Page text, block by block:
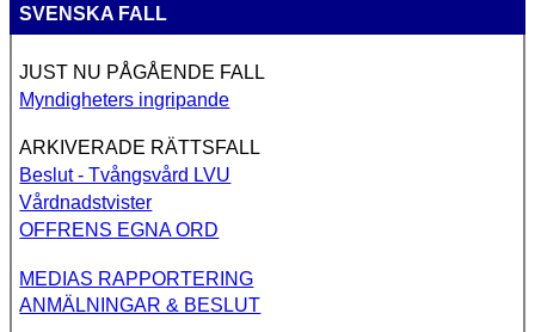
SVENSKA FALL
JUST NU PÅGÅENDE FALL
Myndigheters ingripande
ARKIVERADE RÄTTSFALL
Beslut - Tvångsvård LVU
Vårdnadstvister
OFFRENS EGNA ORD
MEDIAS RAPPORTERING
ANMÄLNINGAR & BESLUT